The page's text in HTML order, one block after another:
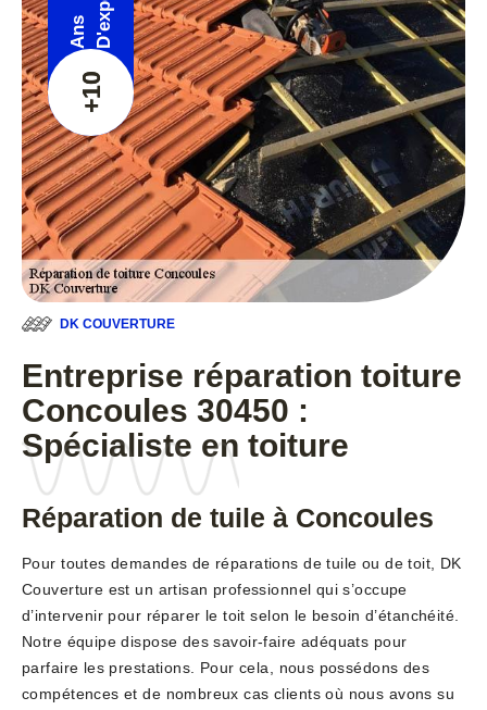
+10
Ans
DK COUVERTURE
Entreprise réparation toiture
Concoules 30450 :
Spécialiste en toiture
Réparation de tuile à Concoules
Pour toutes demandes de réparations de tuile ou de toit, DK
Couverture est un artisan professionnel qui s’occupe
d’intervenir pour réparer le toit selon le besoin d’étanchéité.
Notre équipe dispose des savoir-faire adéquats pour
parfaire les prestations. Pour cela, nous possédons des
compétences et de nombreux cas clients où nous avons su